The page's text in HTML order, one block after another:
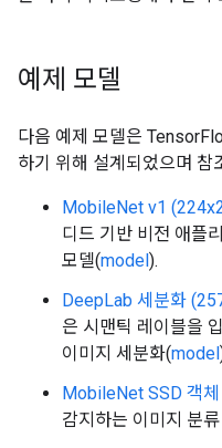
예제 모델
다음 예제 모델은
하기 위해 설계되었으며 참
MobileNet v1
디드 기반 비전 애플
모델(model).
DeepLab 세분화
은 시맨틱 레이블을
이미지 세분화(model
MobileNet SSD 객체
감지하는 이미지 분